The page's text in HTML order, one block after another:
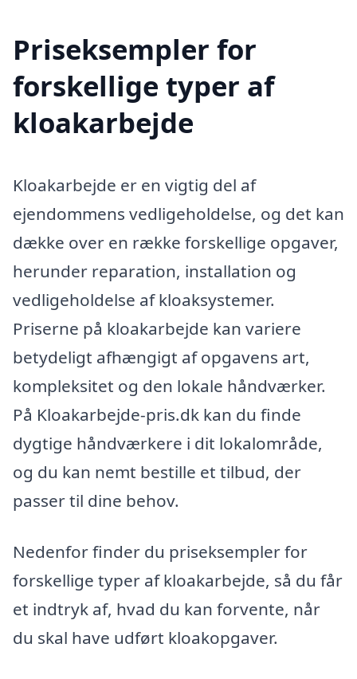
Priseksempler for
forskellige typer af
kloakarbejde
Kloakarbejde er en vigtig del af
ejendommens vedligeholdelse, og det kan
dække over en række forskellige opgaver,
herunder reparation, installation og
vedligeholdelse af kloaksystemer.
Priserne på kloakarbejde kan variere
betydeligt afhængigt af opgavens art,
kompleksitet og den lokale håndværker.
På Kloakarbejde-pris.dk kan du finde
dygtige håndværkere i dit lokalområde,
og du kan nemt bestille et tilbud, der
passer til dine behov.
Nedenfor finder du priseksempler for
forskellige typer af kloakarbejde, så du får
et indtryk af, hvad du kan forvente, når
du skal have udført kloakopgaver.